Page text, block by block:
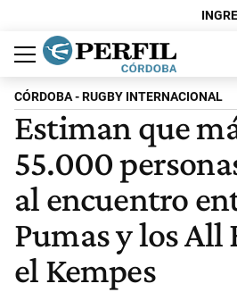
Política
Economía
Judiciales
Sociedad
Cultura
Espectáculos
Deportes
Protagonistas
CÓRDOBA - RUGBY INTERNACIONAL
Estiman que
55.000
al encuentro
Pumas y los All
el Kempes